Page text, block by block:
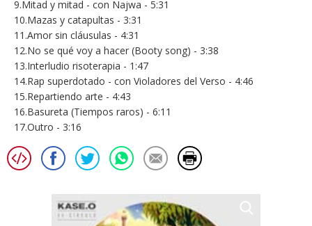
9.Mitad y mitad - con Najwa - 5:31
10.Mazas y catapultas - 3:31
11.Amor sin cláusulas - 4:31
12.No se qué voy a hacer (Booty song) - 3:38
13.Interludio risoterapia - 1:47
14.Rap superdotado - con Violadores del Verso - 4:46
15.Repartiendo arte - 4:43
16.Basureta (Tiempos raros) - 6:11
17.Outro - 3:16